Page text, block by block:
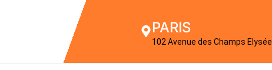
PARIS
102 Avenue des Champs